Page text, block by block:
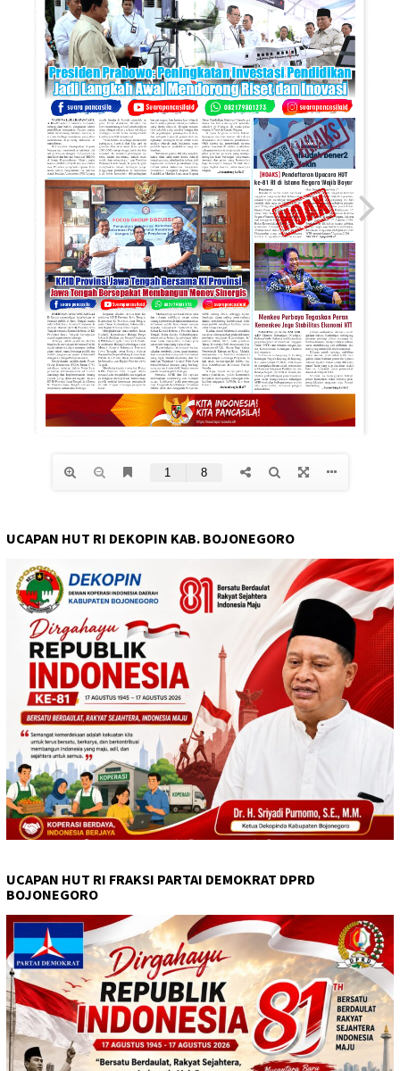
UCAPAN HUT RI DEKOPIN KAB. BOJONEGORO
UCAPAN HUT RI FRAKSI PARTAI DEMOKRAT DPRD
BOJONEGORO